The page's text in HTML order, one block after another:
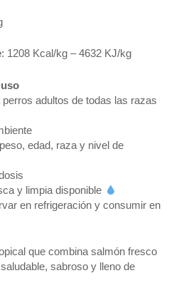
: 1208 Kcal/kg – 4632 KJ/kg
adultos de todas las razas
edad, raza y nivel de
y limpia disponible
en refrigeración y consumir en
que combina salmón fresco
sabroso y lleno de